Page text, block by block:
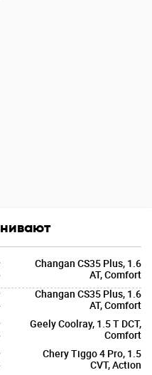
Changan CS35 Plus, 1.6
AT, Comfort
Changan CS35 Plus, 1.6
AT, Comfort
Geely Coolray, 1.5 T DCT,
Comfort
Chery Tiggo 4 Pro, 1.5
CVT, Action